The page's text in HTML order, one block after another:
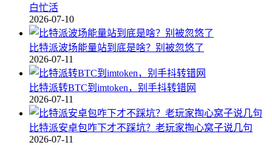
白忙活
2026-07-10
比特派波场能量站到底是啥？别被忽悠了
2026-07-11
比特派转BTC到imtoken，别手抖转错网
2026-07-11
比特派安卓包咋下才不踩坑？老玩家掏心窝子说几句
2026-07-11